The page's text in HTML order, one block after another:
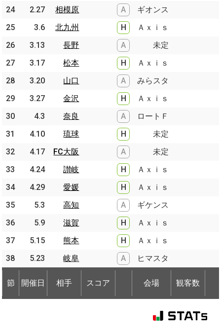
24
2.27 相模原 A
ギオンス
25
3.6 北九州 H
Ａｘｉｓ
26
3.13 長野 A
未定
27
3.17 松本 H
Ａｘｉｓ
28
3.20 山口 A
みらスタ
29
3.27 金沢 H
Ａｘｉｓ
30
4.3 奈良 A
ロートＦ
31
4.10 琉球 H
未定
32
4.17 FC大阪 A
未定
33
4.24 讃岐 H
Ａｘｉｓ
34
4.29 愛媛 H
Ａｘｉｓ
35
5.3 高知 A
ギケンス
36
5.9 滋賀 H
Ａｘｉｓ
37
5.15 熊本 H
Ａｘｉｓ
38
5.23 岐阜 A ヒマスタ
節 開催日 相手 スコア 会場 観客数
24
2.27
相模原
25
3.6
北九州
26
3.13
長野
27
3.17
松本
28
3.20
山口
29
3.27
金沢
30
4.3
奈良
31
4.10
琉球
32
4.17
FC大阪
33
4.24
讃岐
34
4.29
愛媛
35
5.3
高知
36
5.9
滋賀
37
5.15
熊本
38
5.23 岐阜
節 開催日 相手